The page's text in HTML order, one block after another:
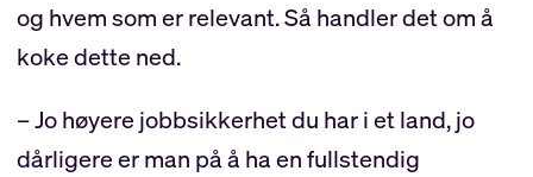
og hvem som er relevant. Så handler det om å
koke dette ned.
– Jo høyere jobbsikkerhet du har i et land, jo
dårligere er man på å ha en fullstendig